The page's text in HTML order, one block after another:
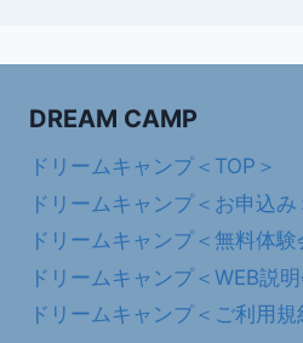
DREAM CAMP
ドリームキャンプ＜TOP＞
ドリームキャンプ＜お申込み
ドリームキャンプ＜無料体験
ドリームキャンプ＜WEB説明
ドリームキャンプ＜ご利用規